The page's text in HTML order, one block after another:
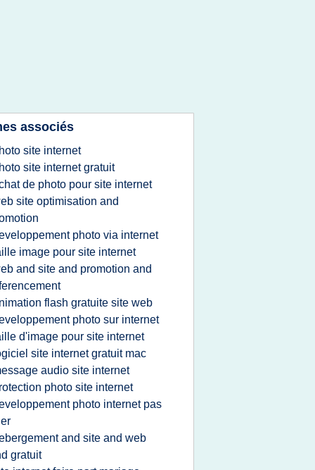
associés
site internet
site internet gratuit
de photo pour site internet
site optimisation and
photo via internet
image pour site internet
and site and promotion and
flash gratuite site web
photo sur internet
d'image pour site internet
site internet gratuit mac
audio site internet
photo site internet
photo internet pas
and site and web
gratuit